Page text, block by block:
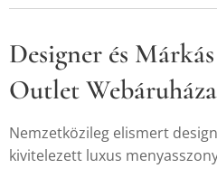
Designer és
Outlet Webáruháza
Nemzetközileg elismert
kivitelezett luxus